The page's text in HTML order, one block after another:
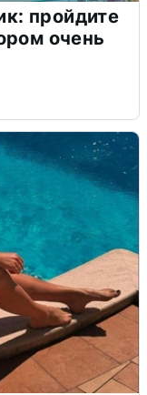
пройдите
очень